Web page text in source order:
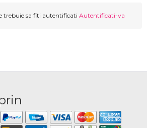
trebuie sa fiti autentificati Autentificati-va